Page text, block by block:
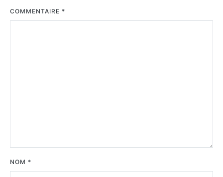
COMMENTAIRE *
NOM *